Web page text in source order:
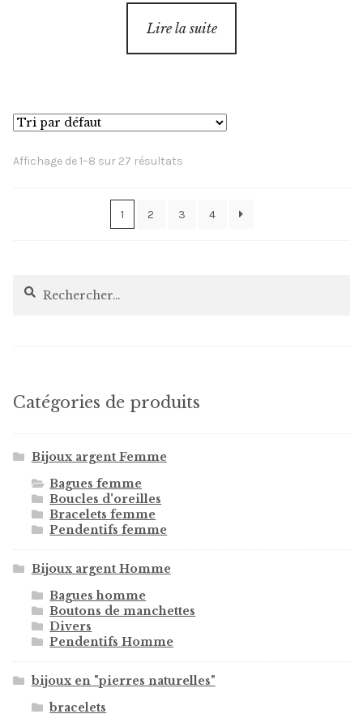
Lire la suite
Affichage de 1–8 sur 27 résultats
1 2 3 4
Rechercher :
Catégories de produits
Bijoux argent Femme
Bagues femme
Boucles d'oreilles
Bracelets femme
Pendentifs femme
Bijoux argent Homme
Bagues homme
Boutons de manchettes
Divers
Pendentifs Homme
bijoux en "pierres naturelles"
bracelets